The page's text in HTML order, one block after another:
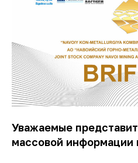
Уважаемые
массовой информации